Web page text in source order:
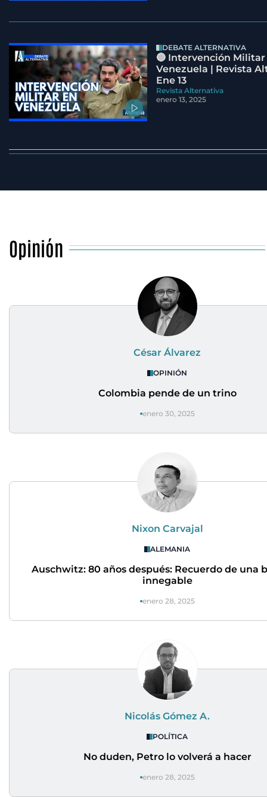
DEBATE ALTERNATIVA
🔵 Intervención Militar
Venezuela | Revista
Ene 13
Revista Alternativa
enero 13, 2025
Opinión
César Álvarez
OPINIÓN
Colombia pende de un trino
enero 30, 2025
Nixon Carvajal
ALEMANIA
Auschwitz: 80 años después: Recuerdo de una
innegable
enero 28, 2025
Nicolás Gómez A.
POLÍTICA
No duden, Petro lo volverá a hacer
enero 28, 2025